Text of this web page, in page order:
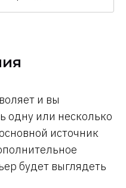
и вы
одну или несколько
источник
будет выглядеть